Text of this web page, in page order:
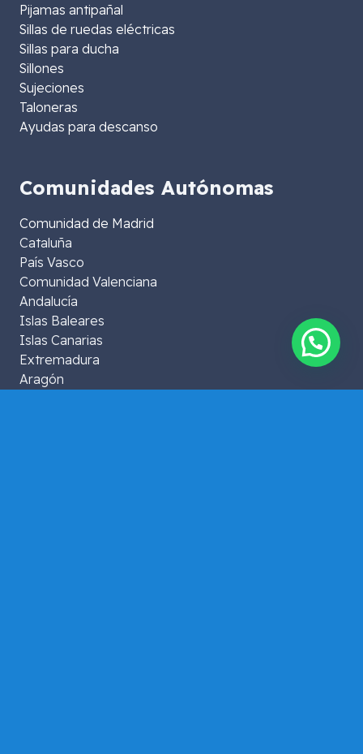
Pijamas antipañal
Sillas de ruedas eléctricas
Sillas para ducha
Sillones
Sujeciones
Taloneras
Ayudas para descanso
Comunidades Autónomas
Comunidad de Madrid
Cataluña
País Vasco
Comunidad Valenciana
Andalucía
Islas Baleares
Islas Canarias
Extremadura
Aragón